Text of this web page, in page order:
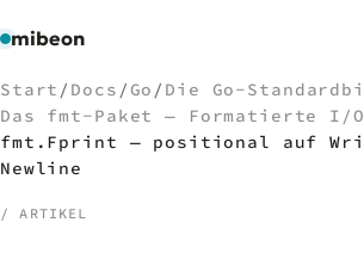
mibeon
Start / Docs /Go / Die Go-
Das fmt-Paket — Formatierte I/O
fmt.Fprint — positional auf
Newline
/ ARTIKEL